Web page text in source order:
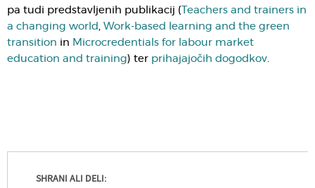
pa tudi predstavljenih publikacij ( Teachers and trainers in
a changing world, Work-based learning and the green
transition in Microcredentials for labour market
education and training) ter prihajajočih dogodkov.
SHRANI ALI DELI: